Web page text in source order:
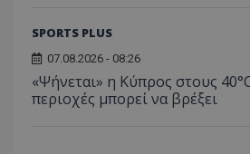
SPORTS PLUS
07.08.2026 - 08:26
«Ψήνεται» η Κύπρος στους
περιοχές μπορεί να βρέξει